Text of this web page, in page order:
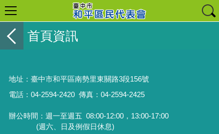
首頁資訊
地址： 臺中市和平區南勢里東關路3段156號
電話：04-2594-2420 傳真：04-2594-2425
辦公時間：週一至週五 08:00-12:00，13:00-17:00
(週六、日及例假日休息)